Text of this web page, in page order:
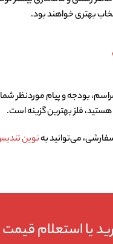
بهتری خواهند بود.
بودجه و پیام موردنظر
هستید، فلز بهترین گزینه است.
می‌توانید بهنوین
یا استعلام قیمت